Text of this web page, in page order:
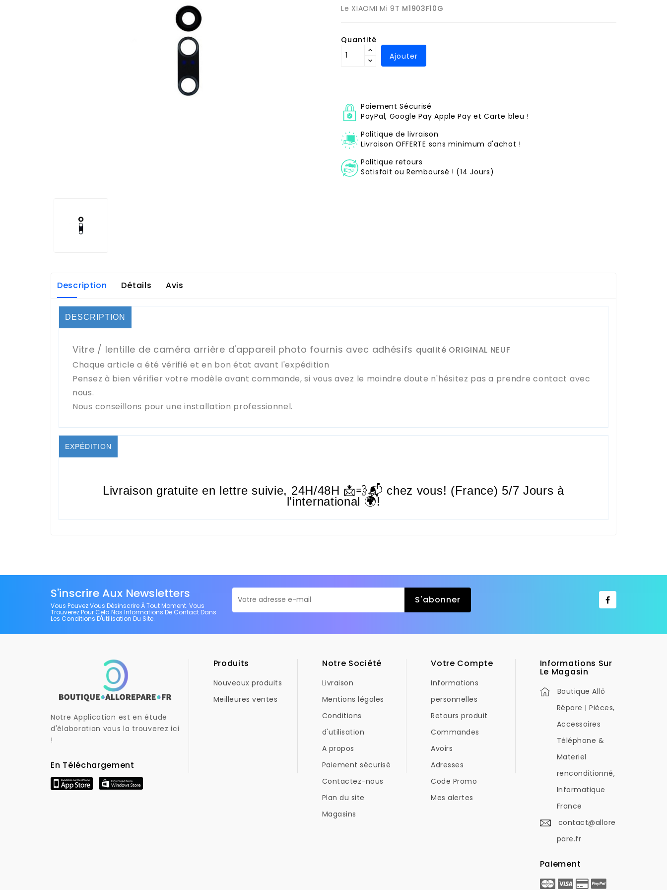
Le XIAOMI Mi 9T M1903F10G
Quantité
Ajouter
Paiement Sécurisé
PayPal, Google Pay Apple Pay et Carte bleu !
Politique de livraison
Livraison OFFERTE sans minimum d'achat !
Politique retours
Satisfait ou Remboursé ! (14 Jours)
Description Détails Avis
DESCRIPTION
Vitre / lentille de caméra arrière d'appareil photo fournis avec adhésifs qualité ORIGINAL NEUF
Chaque article a été vérifié et en bon état avant l'expédition
Pensez à bien vérifier votre modèle avant commande, si vous avez le moindre doute n'hésitez pas a prendre contact avec
nous.
Nous conseillons pour une installation professionnel.
EXPÉDITION
Livraison gratuite en lettre suivie, 24H/48H 📩💨📬 chez vous! (France) 5/7 Jours à
l'international 🌍!
S'inscrire Aux Newsletters
Vous Pouvez Vous Désinscrire À Tout Moment. Vous
Trouverez Pour Cela Nos Informations De Contact Dans
Les Conditions D'utilisation Du Site.
Notre Application est en étude
d'élaboration vous la trouverez ici
!
En Téléchargement
Produits
Nouveaux produits
Meilleures ventes
Notre Société
Livraison
Mentions légales
Conditions
d'utilisation
A propos
Paiement sécurisé
Contactez-nous
Plan du site
Magasins
Votre Compte
Informations
personnelles
Retours produit
Commandes
Avoirs
Adresses
Code Promo
Mes alertes
Informations Sur
Le Magasin
Boutique Allô
Répare | Pièces,
Accessoires
Téléphone &
Materiel
renconditionné,
Informatique
France
contact@allore
pare.fr
Paiement